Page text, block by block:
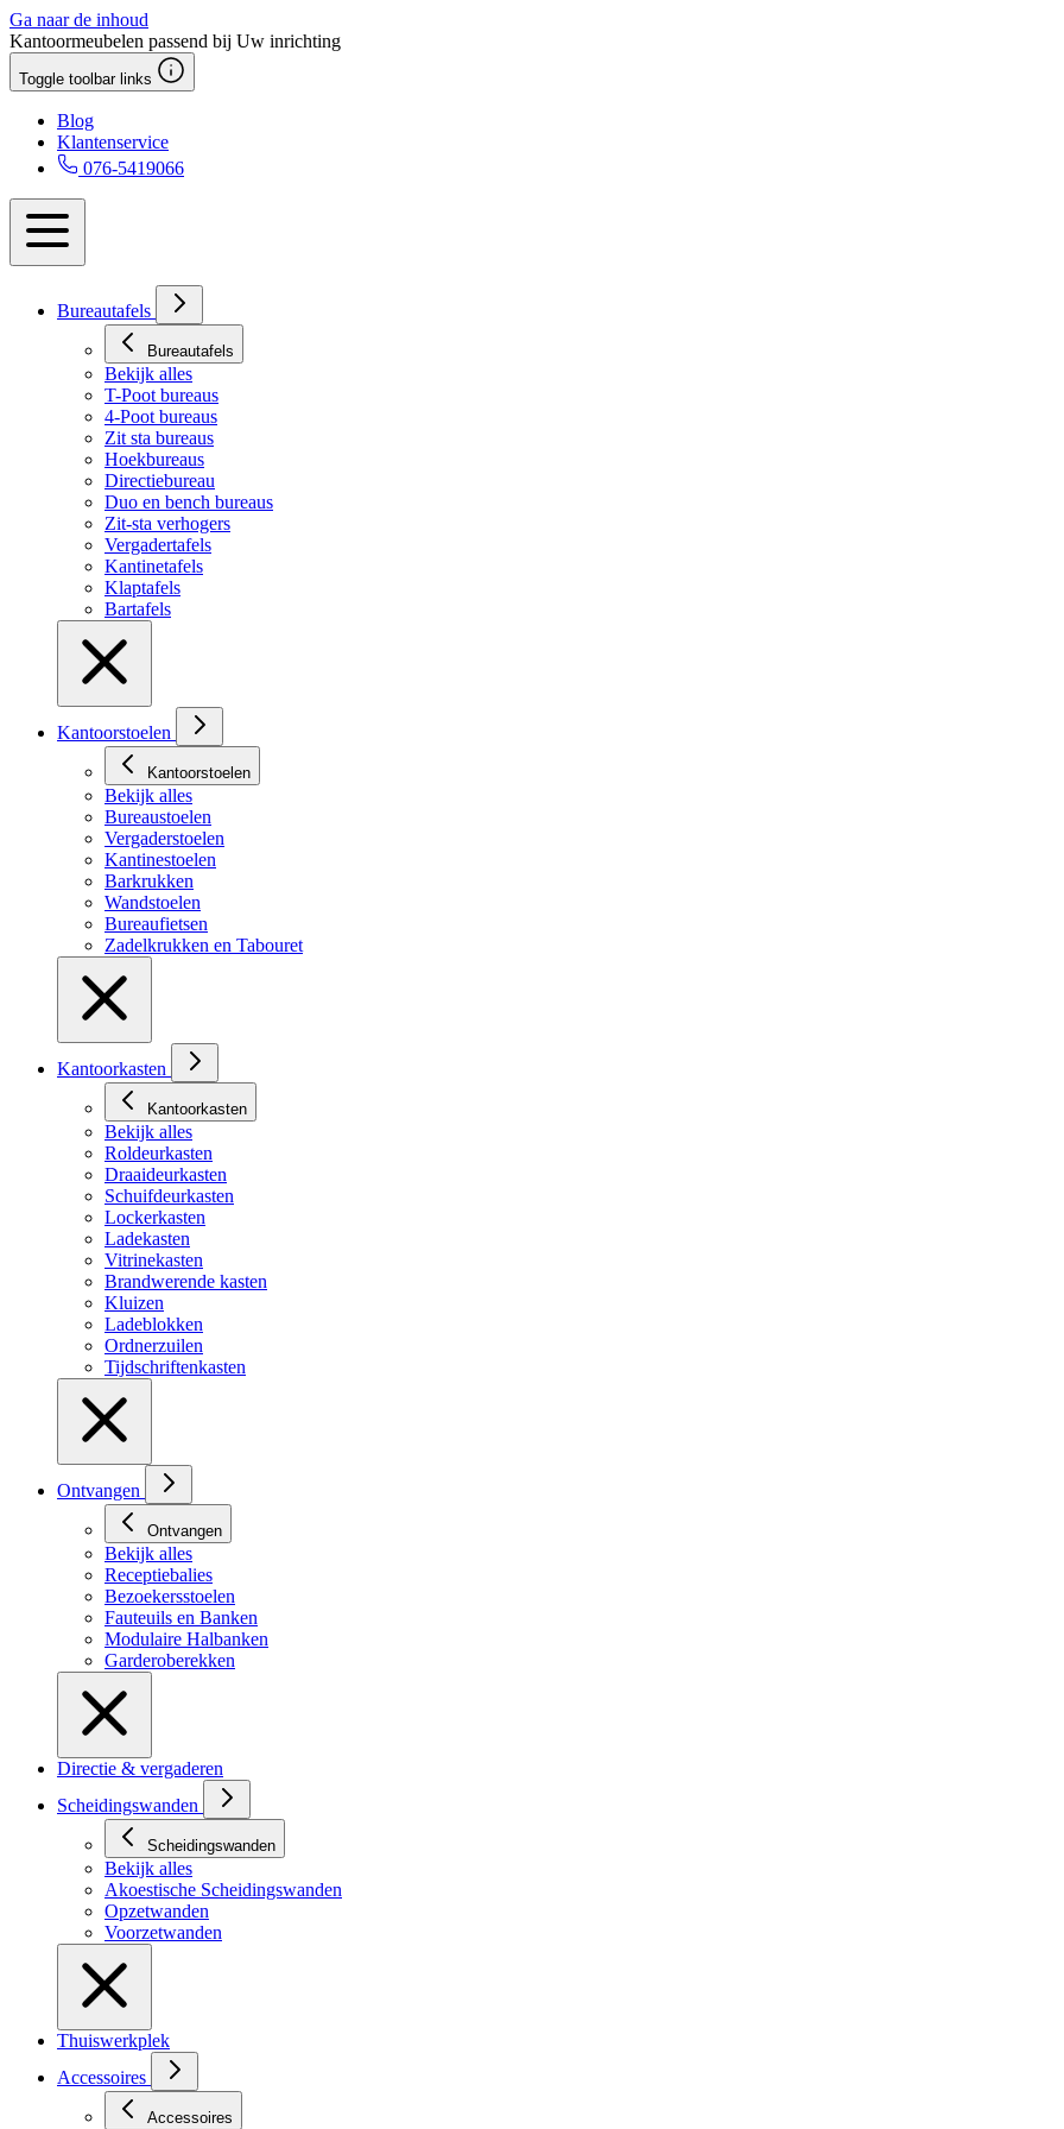
Ga naar de inhoud
Kantoormeubelen passend bij Uw inrichting
Toggle toolbar links
Blog
Klantenservice
076-5419066
Bureautafels
Bureautafels
Bekijk alles
T-Poot bureaus
4-Poot bureaus
Zit sta bureaus
Hoekbureaus
Directiebureau
Duo en bench bureaus
Zit-sta verhogers
Vergadertafels
Kantinetafels
Klaptafels
Bartafels
Kantoorstoelen
Kantoorstoelen
Bekijk alles
Bureaustoelen
Vergaderstoelen
Kantinestoelen
Barkrukken
Wandstoelen
Bureaufietsen
Zadelkrukken en Tabouret
Kantoorkasten
Kantoorkasten
Bekijk alles
Roldeurkasten
Draaideurkasten
Schuifdeurkasten
Lockerkasten
Ladekasten
Vitrinekasten
Brandwerende kasten
Kluizen
Ladeblokken
Ordnerzuilen
Tijdschriftenkasten
Ontvangen
Ontvangen
Bekijk alles
Receptiebalies
Bezoekersstoelen
Fauteuils en Banken
Modulaire Halbanken
Garderoberekken
Directie & vergaderen
Scheidingswanden
Scheidingswanden
Bekijk alles
Akoestische Scheidingswanden
Opzetwanden
Voorzetwanden
Thuiswerkplek
Accessoires
Accessoires